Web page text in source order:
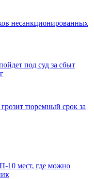
несанкционированных
под суд за сбыт
тюремный срок за
10 мест, где можно